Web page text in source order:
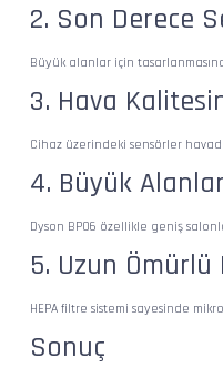
2. Son Derece
Büyük alanlar için
3. Hava
Cihaz üzerindeki sensörler
4. Büyük
Dyson BP06 özellikle geniş
5. Uzun
HEPA filtre sistemi sayesinde
Sonuç